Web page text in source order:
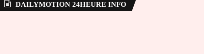
DAILYMOTION 24HEURE INFO